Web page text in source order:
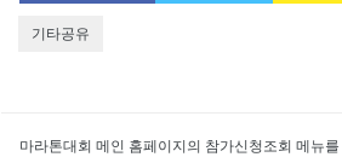
기타공유
마라톤대회 메인 홈페이지의 참가신청조회 메뉴